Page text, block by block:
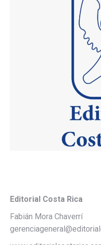
Editorial Costa Rica
Fabián Mora Chaverrí